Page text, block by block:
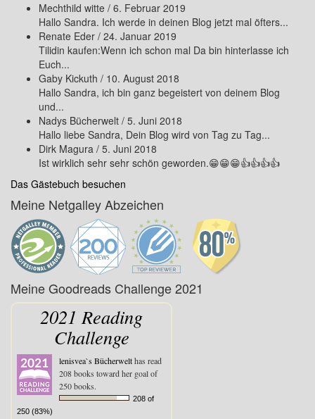
Mechthild witte / 6. Februar 2019
Hallo Sandra. Ich werde in deinen Blog jetzt mal öfters...
Renate Eder / 24. Januar 2019
Tilidin kaufen:Wenn ich schon mal Da bin hinterlasse ich
Euch...
Gaby Kickuth / 10. August 2018
Hallo Sandra, ich bin ganz begeistert von deinem Blog
und...
Nadys Bücherwelt / 5. Juni 2018
Hallo liebe Sandra, Dein Blog wird von Tag zu Tag...
Dirk Magura / 5. Juni 2018
Ist wirklich sehr sehr schön geworden.😁😁😁👍👍👍👍
Das Gästebuch besuchen
Meine Netgalley Abzeichen
Meine Goodreads Challenge 2021
2021 Reading
Challenge
lenisvea`s Bücherwelthas read
208 books toward her goal of
250 books.
208 of
250 (83%)